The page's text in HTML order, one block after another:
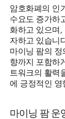
암호화폐의 인
수요도 증가하
화하고 있으며
자하고 있습니
마이닝 팜의
향까지 포함하
트워크의 활력
에 긍정적인 영
마이닝 팜 운